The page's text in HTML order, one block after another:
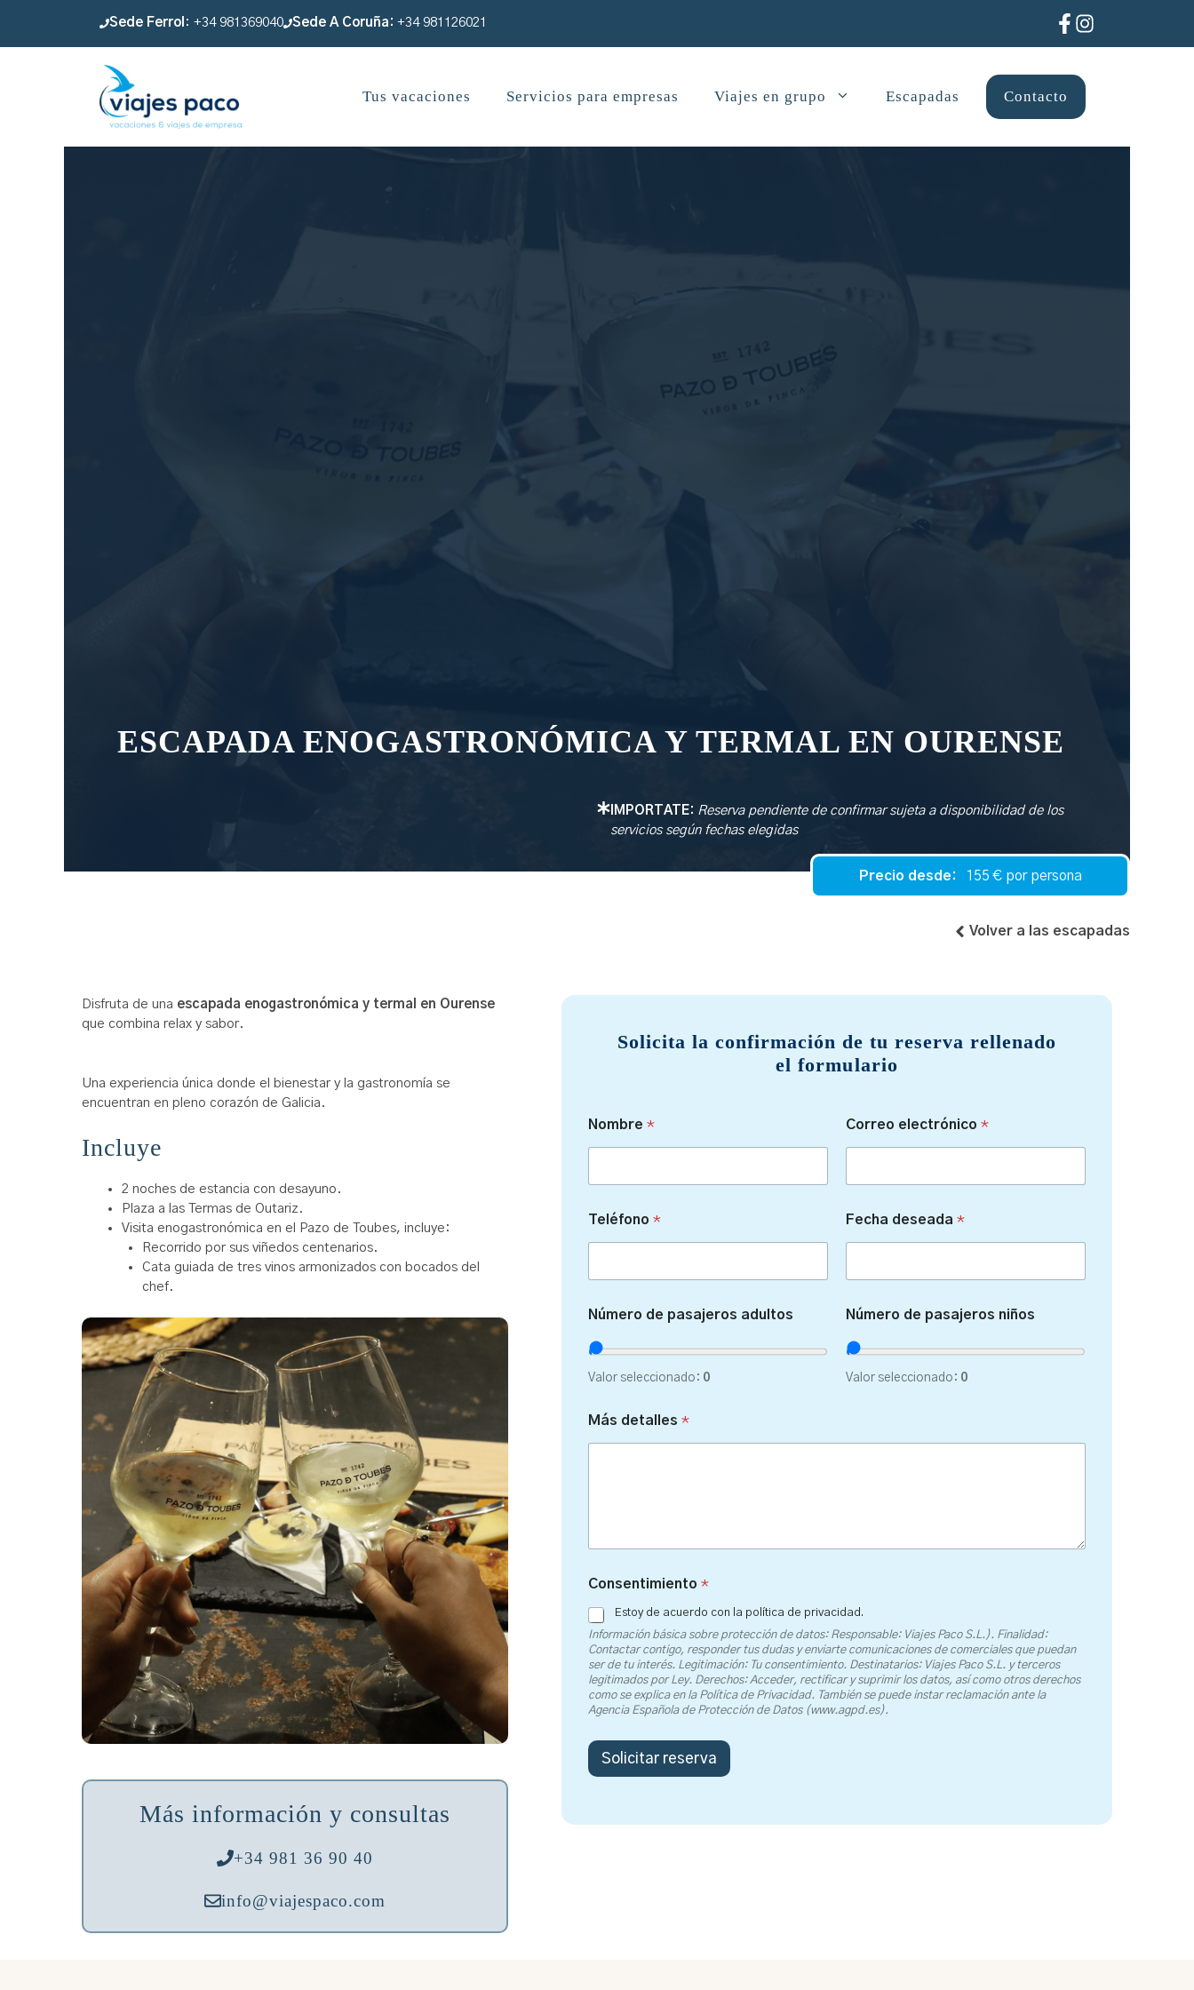
contenido
Sede Ferrol : +34 981369040 Sede A Coruña : +34 981126021
Tus vacaciones Servicios para empresas Viajes en grupo Escapadas Contacto
ESCAPADA ENOGASTRONÓMICA Y TERMAL EN OURENSE
IMPORTATE: Reserva pendiente de confirmar sujeta a disponibilidad de los
servicios según fechas elegidas
Precio desde: 155 € por persona
Volver a las escapadas
Disfruta de una escapada enogastronómica y termal en Ourense
que combina relax y sabor.
Una experiencia única donde el bienestar y la gastronomía se
encuentran en pleno corazón de Galicia.
Incluye
2 noches de estancia con desayuno.
Plaza a las Termas de Outariz.
Visita enogastronómica en el Pazo de Toubes, incluye:
Recorrido por sus viñedos centenarios.
Cata guiada de tres vinos armonizados con bocados del
chef.
Más información y consultas
+34 981 36 90 40
info@viajespaco.com
Solicita la confirmación de tu reserva rellenado
el formulario
e
s
a
e
a
l
s
e
h
Nombre * Correo electrónico *
Teléfono * Fecha deseada *
Número de pasajeros adultos
Valor seleccionado: 0
Número de pasajeros niños
Valor seleccionado: 0
Más detalles *
Consentimiento *
Estoy de acuerdo con la política de privacidad.
Información básica sobre protección de datos: Responsable: Viajes Paco S.L.). Finalidad:
Contactar contigo, responder tus dudas y enviarte comunicaciones de comerciales que puedan
ser de tu interés. Legitimación: Tu consentimiento. Destinatarios: Viajes Paco S.L. y terceros
legitimados por Ley. Derechos: Acceder, rectificar y suprimir los datos, así como otros derechos
como se explica en la Política de Privacidad. También se puede instar reclamación ante la
Agencia Española de Protección de Datos (www.agpd.es).
Solicitar reserva